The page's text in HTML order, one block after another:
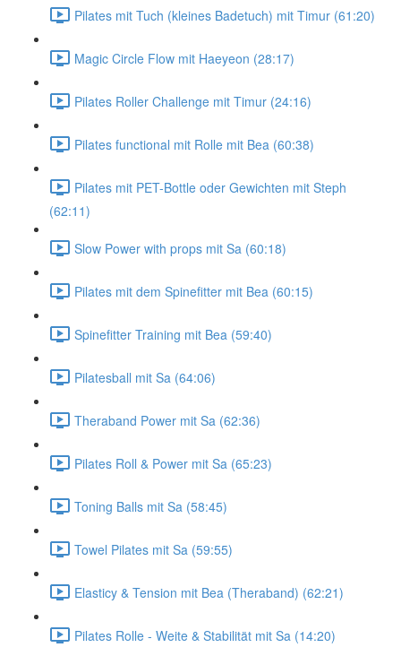
Pilates mit Tuch (kleines Badetuch) mit Timur (61:20)
Magic Circle Flow mit Haeyeon (28:17)
Pilates Roller Challenge mit Timur (24:16)
Pilates functional mit Rolle mit Bea (60:38)
Pilates mit PET-Bottle oder Gewichten mit Steph
(62:11)
Slow Power with props mit Sa (60:18)
Pilates mit dem Spinefitter mit Bea (60:15)
Spinefitter Training mit Bea (59:40)
Pilatesball mit Sa (64:06)
Theraband Power mit Sa (62:36)
Pilates Roll & Power mit Sa (65:23)
Toning Balls mit Sa (58:45)
Towel Pilates mit Sa (59:55)
Elasticy & Tension mit Bea (Theraband) (62:21)
Pilates Rolle - Weite & Stabilität mit Sa (14:20)